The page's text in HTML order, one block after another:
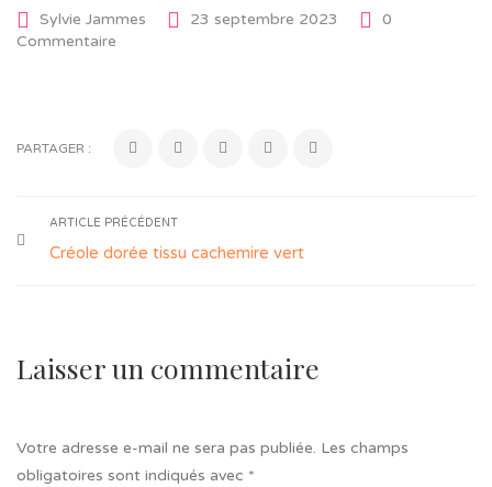
Sylvie Jammes 23 septembre 2023
0
Commentaire
PARTAGER :
ARTICLE PRÉCÉDENT
Créole dorée tissu cachemire vert
Laisser un commentaire
Votre adresse e-mail ne sera pas publiée. Les champs
obligatoires sont indiqués avec *